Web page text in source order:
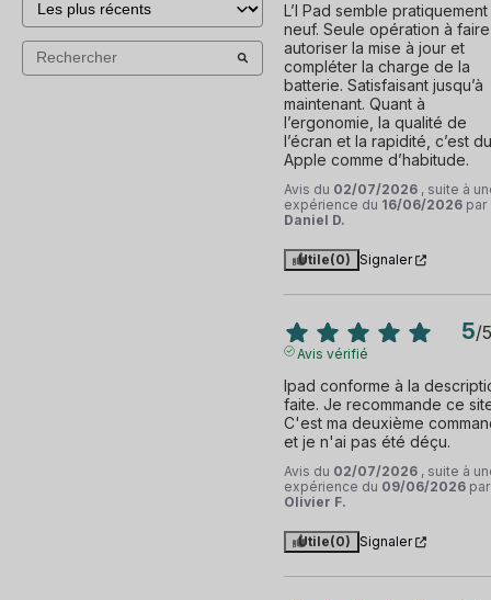
L’I Pad semble pratiquement
neuf. Seule opération à
autoriser la mise à jour et
compléter la charge de la
batterie. Satisfaisant jusqu’à
maintenant. Quant à
l’ergonomie, la qualité de
l’écran et la rapidité, c’est du
Apple comme d’habitude.
Avis du 02/07/2026 , suite à
expérience du 16/06/2026 par
Daniel D.
Utile(0) Signaler
5/5
Avis vérifié
Ipad conforme à la
faite. Je recommande ce
C'est ma deuxième
et je n'ai pas été déçu.
Avis du 02/07/2026 , suite à
expérience du 09/06/2026 par
Olivier F.
Utile(0) Signaler